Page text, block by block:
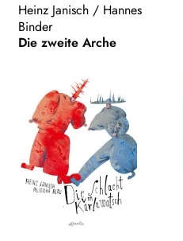
Heinz Janisch/ Hannes
Binder
Die zweite Arche